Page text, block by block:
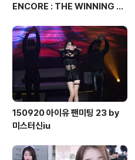
ENCORE : THE WINNING 직
150920 아이유 팬미팅 23 by
미스터신iu